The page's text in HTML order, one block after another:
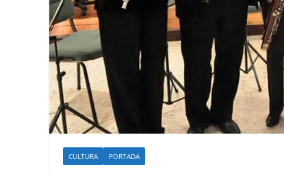
CULTURA PORTADA